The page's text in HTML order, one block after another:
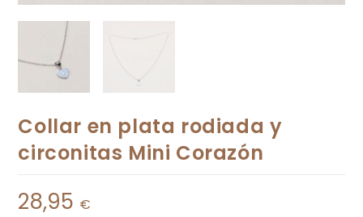
Collar en plata rodiada y
circonitas Mini Corazón
28,95 €